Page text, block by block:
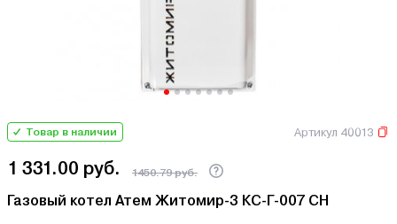
Товар в наличии Артикул 40013
1 331.00 руб. 1450.79 руб.
Газовый котел Атем Житомир-3 КС-Г-007 СН